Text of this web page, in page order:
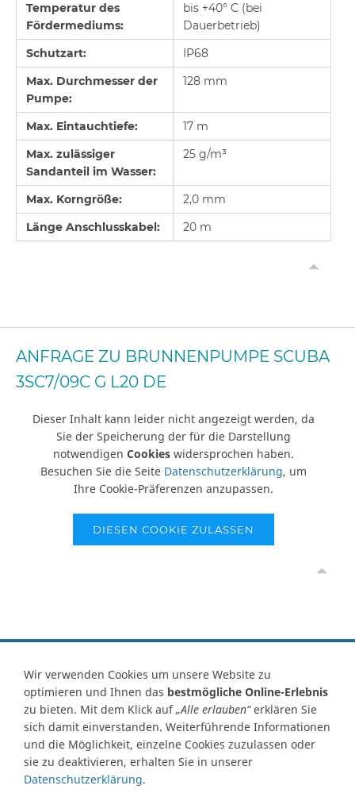
Temperatur des
Fördermediums:
bis +40° C (bei
Dauerbetrieb)
Schutzart:
IP68
Max. Durchmesser der
Pumpe:
128 mm
Max. Eintauchtiefe:
17 m
Max. zulässiger
Sandanteil im Wasser:
25 g/m³
Max. Korngröße:
2,0 mm
Länge Anschlusskabel:
20 m
ANFRAGE ZU BRUNNENPUMPE SCUBA
3SC7/09C G L20 DE
Dieser Inhalt kann leider nicht angezeigt werden, da
Sie der Speicherung der für die Darstellung
notwendigen Cookies widersprochen haben.
Besuchen Sie die Seite Datenschutzerklärung, um
Ihre Cookie-Präferenzen anzupassen.
DIESEN COOKIE ZULASSEN
Vertrag widerrufen
Kontakt Ersatzteile-AnfrageZahlungsartenVersand
WiderrufsrechtWiderrufsformularAGB Datenschutz
ImpressumIhre Cookie Einstellungen
Abbildungen können von Originalware abweichen! Angabe von
technischen Daten und Lieferzeit unter Vorbehalt.
Wir verwenden Cookies um unsere Website zu
optimieren und Ihnen das bestmögliche Online-Erlebnis
zu bieten. Mit dem Klick auf„Alle erlauben“erklären Sie
sich damit einverstanden. Weiterführende Informationen
und die Möglichkeit, einzelne Cookies zuzulassen oder
sie zu deaktivieren, erhalten Sie in unserer
Datenschutzerklärung.